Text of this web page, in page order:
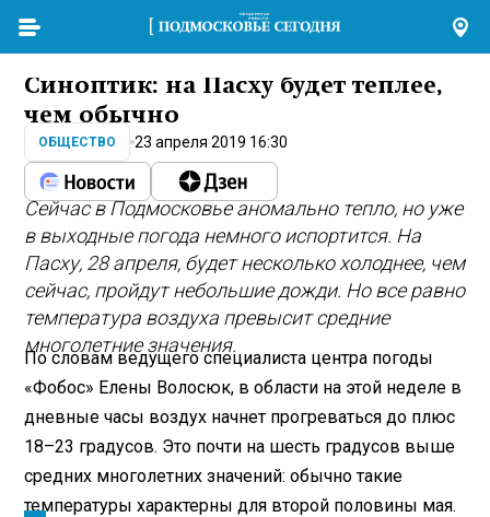
Синоптик: на Пасху будет теплее,
чем обычно
ОБЩЕСТВО 23 апреля 2019 16:30
Сейчас в Подмосковье аномально тепло, но уже
в выходные погода немного испортится. На
Пасху, 28 апреля, будет несколько холоднее, чем
сейчас, пройдут небольшие дожди. Но все равно
температура воздуха превысит средние
многолетние значения.
По словам ведущего специалиста центра погоды
«Фобос» Елены Волосюк, в области на этой неделе в
дневные часы воздух начнет прогреваться до плюс
18–23 градусов. Это почти на шесть градусов выше
средних многолетних значений: обычно такие
температуры характерны для второй половины мая.